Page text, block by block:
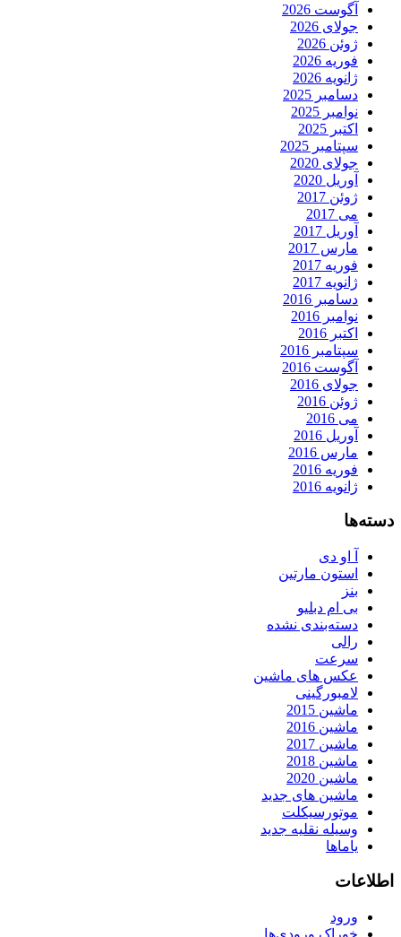
آگوست 2026
جولای 2026
ژوئن 2026
فوریه 2026
ژانویه 2026
دسامبر 2025
نوامبر 2025
اکتبر 2025
سپتامبر 2025
جولای 2020
آوریل 2020
ژوئن 2017
می 2017
آوریل 2017
مارس 2017
فوریه 2017
ژانویه 2017
دسامبر 2016
نوامبر 2016
اکتبر 2016
سپتامبر 2016
آگوست 2016
جولای 2016
ژوئن 2016
می 2016
آوریل 2016
مارس 2016
فوریه 2016
ژانویه 2016
دسته‌ها
آ او دی
استون مارتین
بنز
بی ام دبلیو
دسته‌بندی نشده
رالی
سرعت
عکس های ماشین
لامبورگینی
ماشین 2015
ماشین 2016
ماشین 2017
ماشین 2018
ماشین 2020
ماشین های جدید
موتورسیکلت
وسیله نقلیه جدید
یاماها
اطلاعات
ورود
خوراک ورودی‌ها